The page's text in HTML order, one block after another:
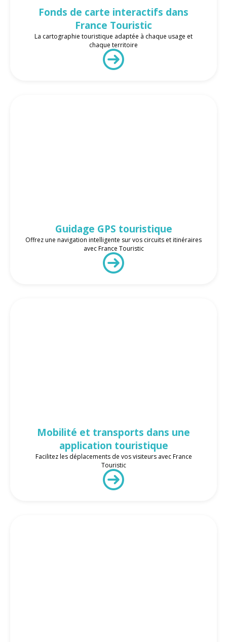
Fonds de carte interactifs dans
France Touristic
La cartographie touristique adaptée à chaque usage et
chaque territoire
Guidage GPS touristique
Offrez une navigation intelligente sur vos circuits et itinéraires
avec France Touristic
Mobilité et transports dans une
application touristique
Facilitez les déplacements de vos visiteurs avec France
Touristic